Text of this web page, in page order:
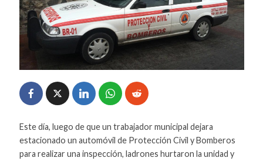
Este día, luego de que un trabajador municipal dejara
estacionado un automóvil de Protección Civil y Bomberos
para realizar una inspección, ladrones hurtaron la unidad y